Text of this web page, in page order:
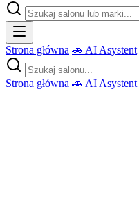
Strona główna 🚗 AI Asystent
Strona główna 🚗 AI Asystent